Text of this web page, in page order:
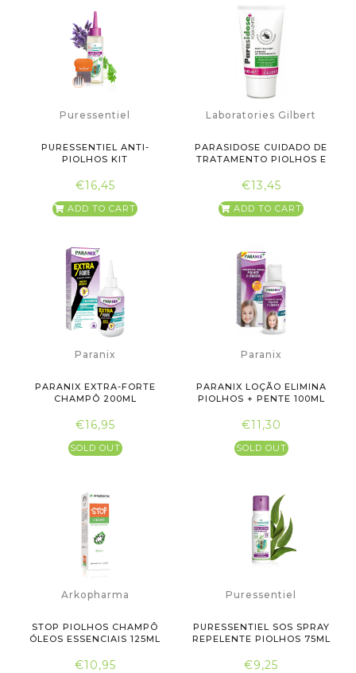
Puressentiel
PURESSENTIEL ANTI-
PIOLHOS KIT
€16,45
ADD TO CART
Laboratories Gilbert
PARASIDOSE CUIDADO DE
TRATAMENTO PIOLHOS E
€13,45
ADD TO CART
Paranix
PARANIX EXTRA-FORTE
CHAMPÔ 200ML
€16,95
SOLD OUT
Paranix
PARANIX LOÇÃO ELIMINA
PIOLHOS + PENTE 100ML
€11,30
SOLD OUT
Arkopharma
STOP PIOLHOS CHAMPÔ
ÓLEOS ESSENCIAIS 125ML
€10,95
Puressentiel
PURESSENTIEL SOS SPRAY
REPELENTE PIOLHOS 75ML
€9,25